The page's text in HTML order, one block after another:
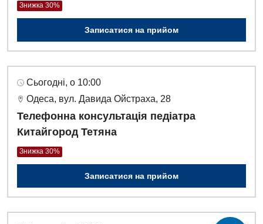
Знижка 30%
Записатися на прийом
Сьогодні, о 10:00
Одеса, вул. Давида Ойстраха, 28
Телефонна консультація педіатра
Китайгород Тетяна
Знижка 30%
Записатися на прийом